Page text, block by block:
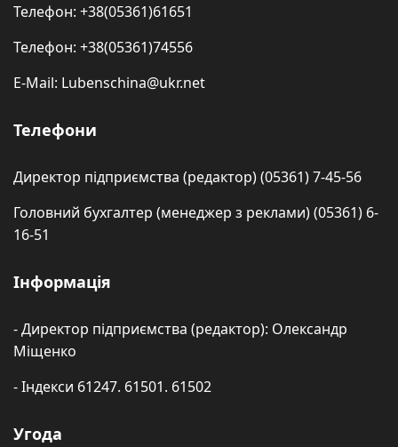
Телефон: +38(05361)61651
Телефон: +38(05361)74556
E-Mail: Lubenschina@ukr.net
Телефони
Директор підприємства (редактор) (05361) 7-45-56
Головний бухгалтер (менеджер з реклами) (05361) 6-
16-51
Інформація
- Директор підприємства (редактор): Олександр
Міщенко
- Індекси 61247. 61501. 61502
Угода